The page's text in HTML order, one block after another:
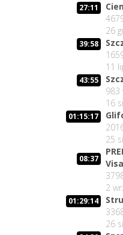
27:11
26
39:58
11
43:55
983
16
01:15:17
25
08:37
2
01:29:14
26